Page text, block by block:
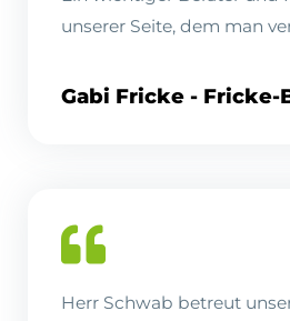
unserer Seite, dem man
Gabi Fricke - Fricke-
Herr Schwab betreut